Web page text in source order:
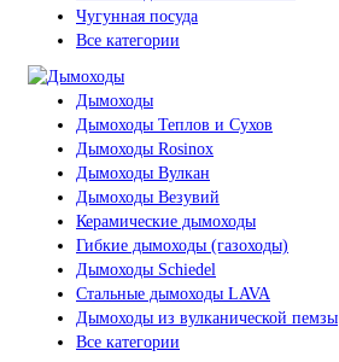
Чугунная посуда
Все категории
Дымоходы
Дымоходы Теплов и Сухов
Дымоходы Rosinox
Дымоходы Вулкан
Дымоходы Везувий
Керамические дымоходы
Гибкие дымоходы (газоходы)
Дымоходы Schiedel
Стальные дымоходы LAVA
Дымоходы из вулканической пемзы
Все категории